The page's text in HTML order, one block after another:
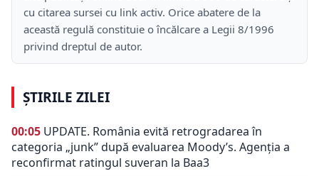
cu citarea sursei cu link activ. Orice abatere de la
această regulă constituie o încălcare a Legii 8/1996
privind dreptul de autor.
ȘTIRILE ZILEI
00:05 UPDATE. România evită retrogradarea în
categoria „junk” după evaluarea Moody’s. Agenția a
reconfirmat ratingul suveran la Baa3